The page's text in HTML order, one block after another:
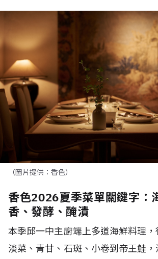
（圖片提供：香色）
香色2026夏季菜單關鍵字：
香、發酵、醃漬
本季邱一中主廚端上多道海鮮料理，
淡菜、青甘、石斑、小卷到帝王鮭